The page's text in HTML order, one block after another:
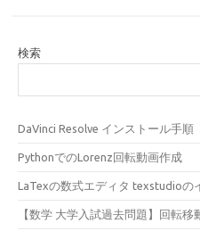
検索
DaVinci Resolve インストール手順
PythonでのLorenz回転動画作成
LaTexの数式エディタ texstudioの
【数学 大学入試過去問題】回転